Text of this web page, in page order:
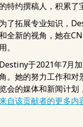
的特约撰稿人，积累了
为了拓展专业知识，
全新的视角，她在
用。
Destiny于2021年7月
。她的努力工作和
览会的媒体和新闻计划
自该贡献者的更多内